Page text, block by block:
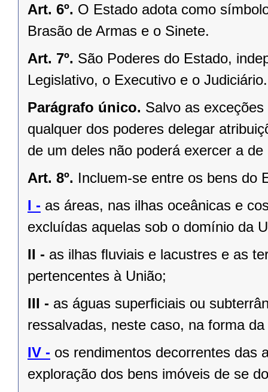
Art. 6º. O Estado adota como
Brasão de Armas e o Sinete.
Art. 7º. São Poderes do Estado,
Legislativo, o Executivo e o Judiciário.
Parágrafo único. Salvo as
qualquer dos poderes delegar
de um deles não poderá exercer a de
Art. 8º. Incluem-se entre os bens do
I - as áreas, nas ilhas oceânicas e
excluídas aquelas sob o domínio da
II - as ilhas ﬂuviais e lacustres e as
pertencentes à União;
III - as águas superﬁciais ou
ressalvadas, neste caso, na forma
IV - os rendimentos decorrentes das
exploração dos bens imóveis de se